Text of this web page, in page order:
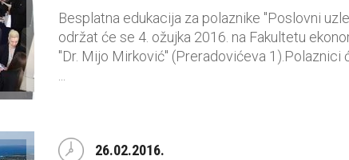
Besplatna edukacija za polaznike "Poslovni
održat će se 4. ožujka 2016. na Fakultetu
"Dr. Mijo Mirković" (Preradovićeva 1).Polaznici
...
26.02.2016.